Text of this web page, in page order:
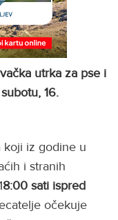
utrka za pse i
16.
koji iz godine u
i stranih
8:00 sati ispred
očekuje